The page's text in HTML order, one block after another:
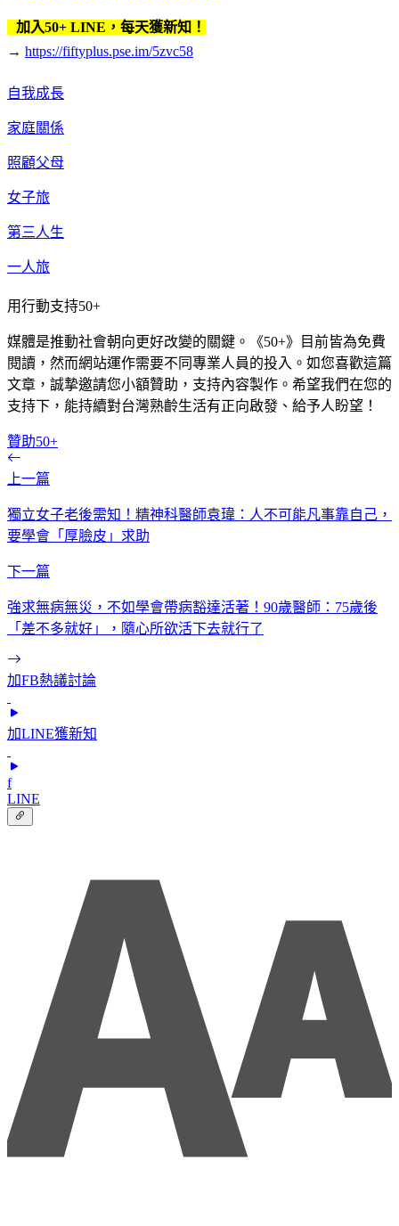
加入50+ LINE，每天獲新知！
→ https://fiftyplus.pse.im/5zvc58
自我成長
家庭關係
照顧父母
女子旅
第三人生
一人旅
用行動支持50+
媒體是推動社會朝向更好改變的關鍵。《50+》目前皆為免費
閱讀，然而網站運作需要不同專業人員的投入。如您喜歡這篇
文章，誠摯邀請您小額贊助，支持內容製作。希望我們在您的
支持下，能持續對台灣熟齡生活有正向啟發、給予人盼望！
贊助50+
上一篇
獨立女子老後需知！精神科醫師袁瑋：人不可能凡事靠自己，
要學會「厚臉皮」求助
下一篇
強求無病無災，不如學會帶病豁達活著！90歲醫師：75歲後
「差不多就好」，隨心所欲活下去就行了
加FB熱議討論
加LINE獲新知
f
LINE